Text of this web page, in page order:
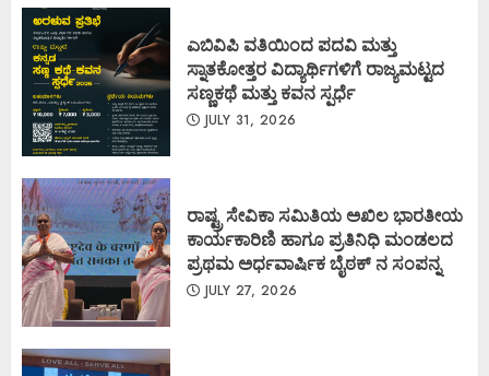
ಎಬಿವಿಪಿ ವತಿಯಿಂದ ಪದವಿ ಮತ್ತು
ಸ್ನಾತಕೋತ್ತರ ವಿದ್ಯಾರ್ಥಿಗಳಿಗೆ ರಾಜ್ಯಮಟ್ಟದ
ಸಣ್ಣಕಥೆ ಮತ್ತು ಕವನ ಸ್ಪರ್ಧೆ
JULY 31, 2026
ರಾಷ್ಟ್ರ ಸೇವಿಕಾ ಸಮಿತಿಯ ಅಖಿಲ ಭಾರತೀಯ
ಕಾರ್ಯಕಾರಿಣಿ ಹಾಗೂ ಪ್ರತಿನಿಧಿ ಮಂಡಲದ
ಪ್ರಥಮ ಅರ್ಧವಾರ್ಷಿಕ ಬೈಠಕ್ ನ ಸಂಪನ್ನ
JULY 27, 2026